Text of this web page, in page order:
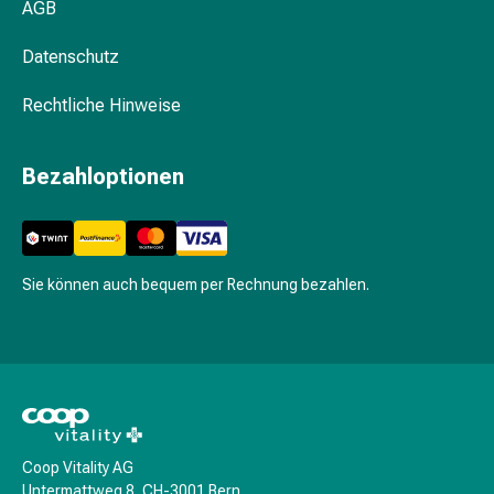
Intimpflege
Menstruationsunterwäsche
Intimpflegetücher
Waschlotions
&
den
Körper
Bodylotion
Hautpflege
AGB
Datenschutz
Rechtliche Hinweise
Bezahloptionen
Sie können auch bequem per Rechnung bezahlen.
Coop Vitality AG